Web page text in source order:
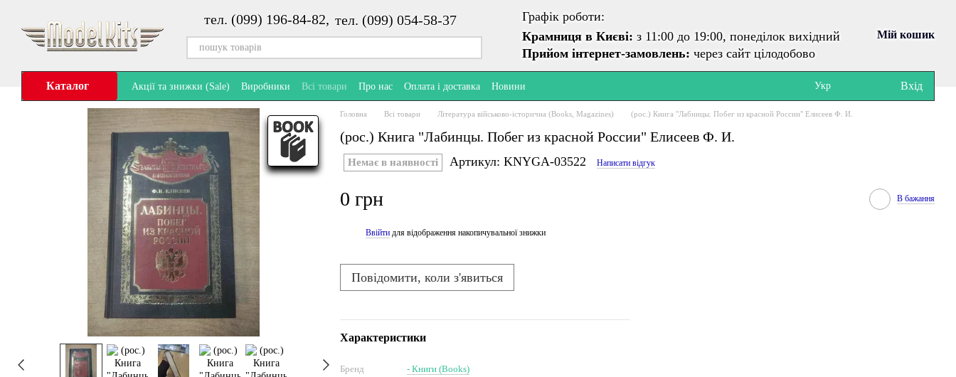
тел. (099) 196-84-82, тел. (099) 054-58-37
Графік роботи:
Крамниця в Києві: з 11:00 до 19:00, понеділок вихідний
Прийом інтернет-замовлень: через сайт цілодобово
Мій кошик
Каталог Акції та знижки (Sale) Виробники Всі товари Про нас Оплата і доставка Новини Укр Вхід
Головна Всі товари Література військово-історична (Books, Magazines) (рос.) Книга "Лабинцы. Побег из красной России" Елисеев Ф. И.
(рос.) Книга "Лабинцы. Побег из красной России" Елисеев Ф. И.
Немає в наявності Артикул: KNYGA-03522 Написати відгук
0 грн В бажання
Ввійти для відображення накопичувальної знижки
Повідомити, коли з'явиться
Характеристики
Бренд
- Книги (Books)